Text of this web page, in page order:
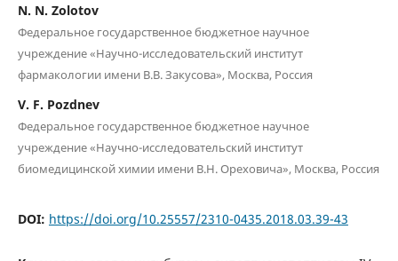
N. N. Zolotov
Федеральное государственное бюджетное научное
учреждение «Научно-исследовательский институт
фармакологии имени В.В. Закусова», Москва, Россия
V. F. Pozdnev
Федеральное государственное бюджетное научное
учреждение «Научно-исследовательский институт
биомедицинской химии имени В.Н. Ореховича», Москва, Россия
DOI: https://doi.org/10.25557/2310-0435.2018.03.39-43